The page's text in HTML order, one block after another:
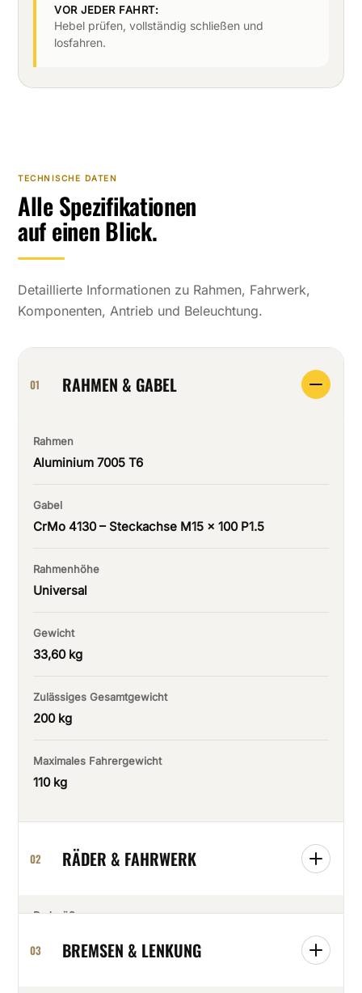
VOR JEDER FAHRT:
Hebel prüfen, vollständig schließen und
losfahren.
TECHNISCHE DATEN
Alle Spezifikationen
auf einen Blick.
Detaillierte Informationen zu Rahmen, Fahrwerk,
Komponenten, Antrieb und Beleuchtung.
01 RAHMEN & GABEL
Rahmen
Aluminium 7005 T6
Gabel
CrMo 4130 – Steckachse M15 × 100 P1.5
Rahmenhöhe
Universal
Gewicht
33,60 kg
Zulässiges Gesamtgewicht
200 kg
Maximales Fahrergewicht
110 kg
02 RÄDER & FAHRWERK
Radgröße
03 BREMSEN & LENKUNG